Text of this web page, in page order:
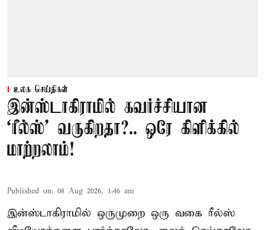
உலக செய்திகள்
இன்ஸ்டாகிராமில் கவர்ச்சியான
‘ரீல்ஸ்’ வருகிறதா?.. ஒரே கிளிக்கில்
மாற்றலாம்!
Published on: 08 Aug 2026, 1:46 am
இன்ஸ்டாகிராமில் ஒருமுறை ஒரு வகை ரீல்ஸ்